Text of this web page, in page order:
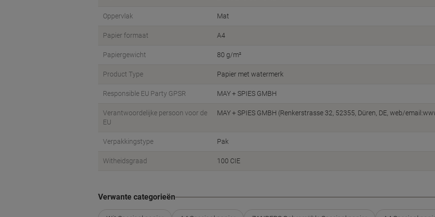
Oppervlak Mat
Papier formaat A4
Papiergewicht 80 g/m²
Product Type Papier met watermerk
Responsible EU Party GPSR MAY + SPIES GMBH
Verantwoordelijke persoon voor de
EU
MAY + SPIES GMBH (Renkerstrasse 32, 52355, Düren, DE, web/
Verpakkingstype Pak
Witheidsgraad 100 CIE
Verwante categorieën